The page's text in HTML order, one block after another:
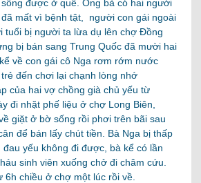
được ở quê. Ông bà có hai người
mất vì bệnh tật, người con gái ngoài
tuổi bị người ta lừa dụ lên chợ Đồng
bị bán sang Trung Quốc đã mười hai
về con gái cô Nga rơm rớm nước
đến chơi lại chạnh lòng nhớ
của hai vợ chồng già chủ yếu từ
đi nhặt phế liệu ở chợ Long Biên,
giặt ở bờ sống rồi phơi trên bãi sau
để bán lấy chút tiền. Bà Nga bị thấp
yếu không đi được, bà kể có lần
sinh viên xuống chở đi châm cứu.
6h chiều ở chợ một lúc rồi về.